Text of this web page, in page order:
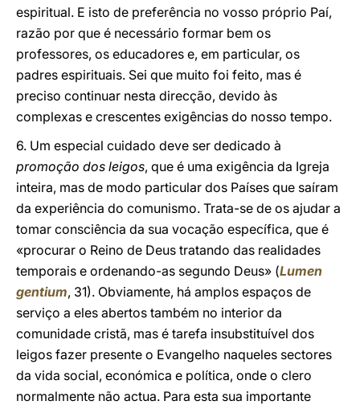
espiritual. E isto de preferência no vosso próprio Paí,
razão por que é necessário formar bem os
professores, os educadores e, em particular, os
padres espirituais. Sei que muito foi feito, mas é
preciso continuar nesta direcção, devido às
complexas e crescentes exigências do nosso tempo.
6. Um especial cuidado deve ser dedicado à
promoção dos leigos, que é uma exigência da Igreja
inteira, mas de modo particular dos Países que saíram
da experiência do comunismo. Trata-se de os ajudar a
tomar consciência da sua vocação específica, que é
«procurar o Reino de Deus tratando das realidades
temporais e ordenando-as segundo Deus» (Lumen
gentium, 31). Obviamente, há amplos espaços de
serviço a eles abertos também no interior da
comunidade cristã, mas é tarefa insubstituível dos
leigos fazer presente o Evangelho naqueles sectores
da vida social, económica e política, onde o clero
normalmente não actua. Para esta sua importante